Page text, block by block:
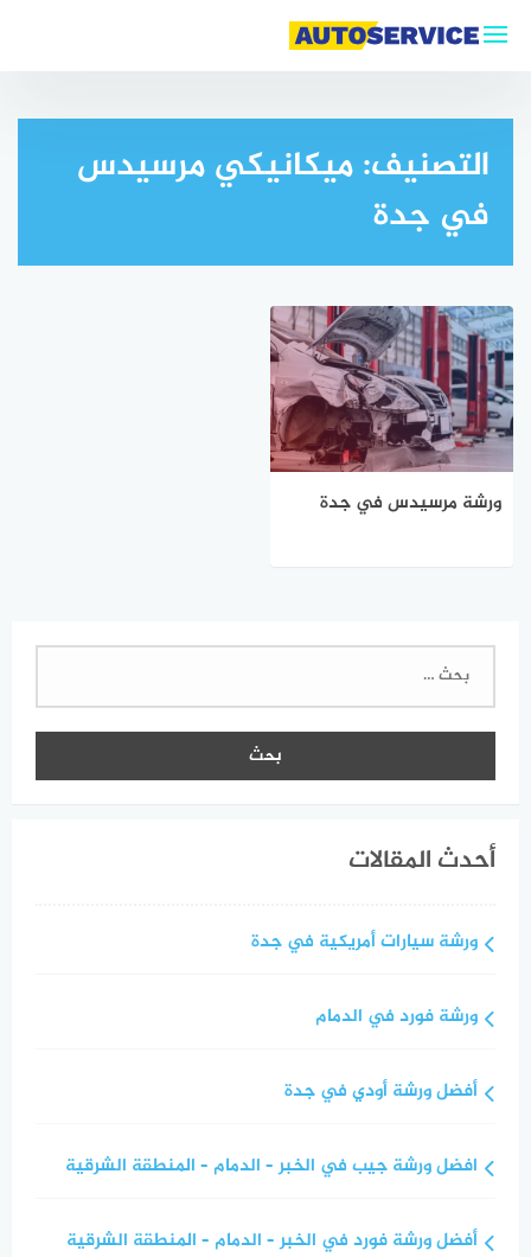
إلى
التصنيف:ميكانيكي مرسيدس
في جدة
ورشة مرسيدس في جدة
أحدث المقالات
ورشة سيارات أمريكية في جدة
ورشة فورد في الدمام
أفضل ورشة أودي في جدة
افضل ورشة جيب في الخبر – الدمام – المنطقة الشرقية
أفضل ورشة فورد في الخبر – الدمام – المنطقة الشرقية